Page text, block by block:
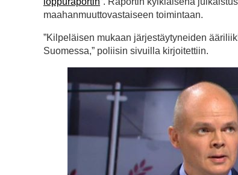
maahanmuuttovastaiseen toimintaan.
”Kilpeläisen mukaan järjestäytyneiden
Suomessa,” poliisin sivuilla kirjoitettiin.